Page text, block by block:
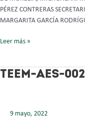
PÉREZ CONTRERAS
MARGARITA GARCÍA
Leer más »
TEEM-AES-
9 mayo, 2022
TEEM-